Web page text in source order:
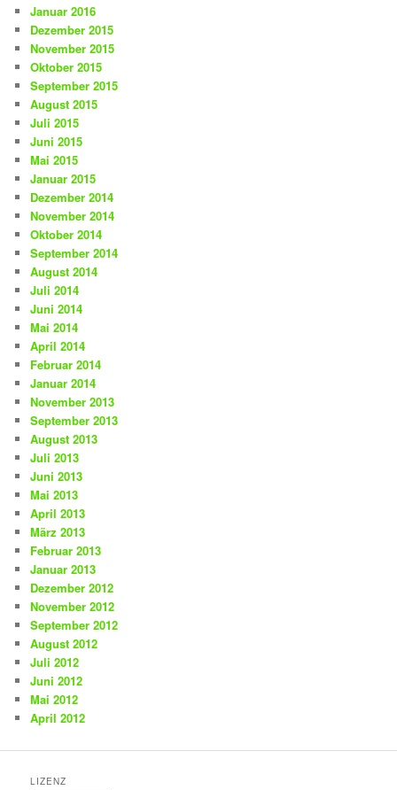
Januar 2016
Dezember 2015
November 2015
Oktober 2015
September 2015
August 2015
Juli 2015
Juni 2015
Mai 2015
Januar 2015
Dezember 2014
November 2014
Oktober 2014
September 2014
August 2014
Juli 2014
Juni 2014
Mai 2014
April 2014
Februar 2014
Januar 2014
November 2013
September 2013
August 2013
Juli 2013
Juni 2013
Mai 2013
April 2013
März 2013
Februar 2013
Januar 2013
Dezember 2012
November 2012
September 2012
August 2012
Juli 2012
Juni 2012
Mai 2012
April 2012
LIZENZ